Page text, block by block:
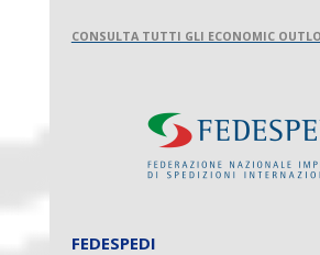
CONSULTA TUTTI GLI ECONOMIC
FEDESPEDI